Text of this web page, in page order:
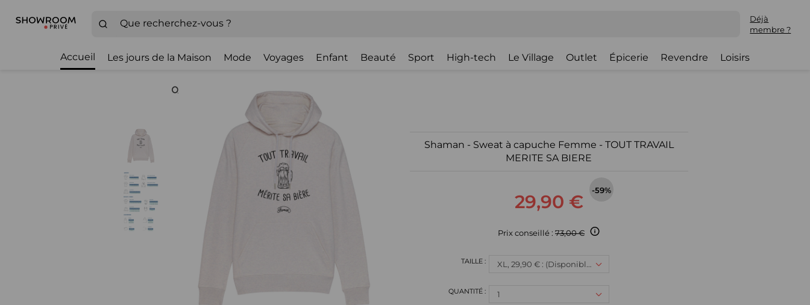
Déjà
membre ?
Accueil Les jours de la Maison Mode Voyages Enfant Beauté Sport High-tech Le Village Outlet Épicerie Revendre Loisirs
Shaman - Sweat à capuche Femme - TOUT TRAVAIL
MERITE SA BIERE
29,90 €
-59%
Prix conseillé : 73,00 €
XL, 29,90 € : (Disponible)
1